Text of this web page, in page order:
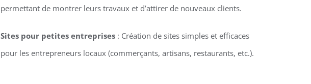
permettant de montrer leurs travaux et d’attirer de nouveaux clients.
Sites pour petites entreprises : Création de sites simples et efficaces
pour les entrepreneurs locaux (commerçants, artisans, restaurants, etc.).